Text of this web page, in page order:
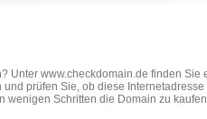
Unter www.checkdomain.de finden
prüfen Sie, ob diese
wenigen Schritten die Domain zu